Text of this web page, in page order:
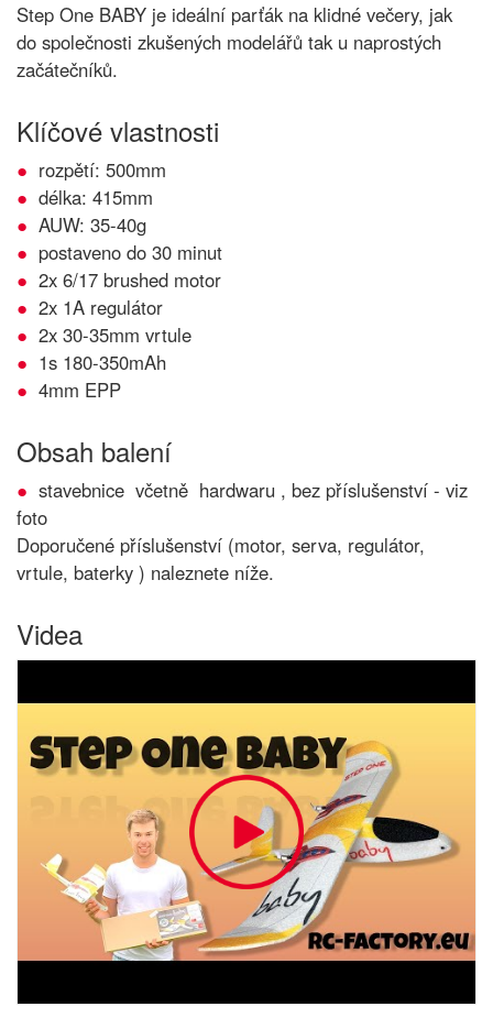
Step One BABY je ideální parťák na klidné večery, jak
do společnosti zkušených modelářů tak u naprostých
začátečníků.
Klíčové vlastnosti
rozpětí: 500mm
délka: 415mm
AUW: 35-40g
postaveno do 30 minut
2x 6/17 brushed motor
2x 1A regulátor
2x 30-35mm vrtule
1s 180-350mAh
4mm EPP
Obsah balení
stavebnice včetně hardwaru , bez příslušenství - viz
foto
Doporučené příslušenství (motor, serva, regulátor,
vrtule, baterky ) naleznete níže.
Videa